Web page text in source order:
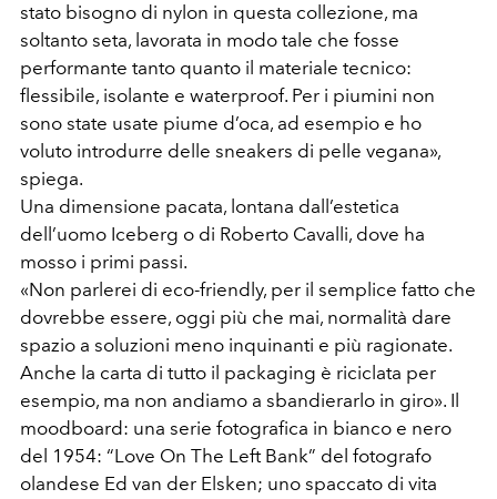
stato bisogno di nylon in questa collezione, ma
soltanto seta, lavorata in modo tale che fosse
performante tanto quanto il materiale tecnico:
flessibile, isolante e waterproof. Per i piumini non
sono state usate piume d’oca, ad esempio e ho
voluto introdurre delle sneakers di pelle vegana»,
spiega.
Una dimensione pacata, lontana dall’estetica
dell’uomo Iceberg o di Roberto Cavalli, dove ha
mosso i primi passi.
«Non parlerei di eco-friendly, per il semplice fatto che
dovrebbe essere, oggi più che mai, normalità dare
spazio a soluzioni meno inquinanti e più ragionate.
Anche la carta di tutto il packaging è riciclata per
esempio, ma non andiamo a sbandierarlo in giro». Il
moodboard: una serie fotografica in bianco e nero
del 1954: “Love On The Left Bank” del fotografo
olandese Ed van der Elsken; uno spaccato di vita